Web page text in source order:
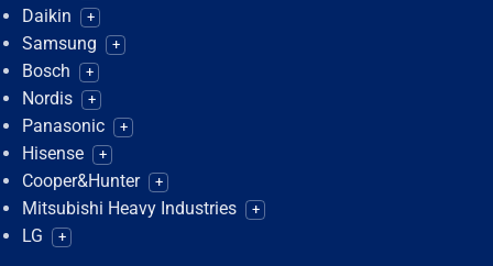
Daikin +
Samsung +
Bosch +
Nordis +
Panasonic +
Hisense +
Cooper&Hunter +
Mitsubishi Heavy Industries +
LG +